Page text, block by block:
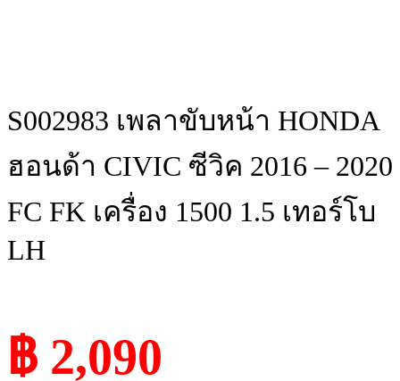
S002983 เพลาขับหน้า HONDA
ฮอนด้า CIVIC ซีวิค 2016 – 2020
FC FK เครื่อง 1500 1.5 เทอร์โบ
LH
฿ 2,090